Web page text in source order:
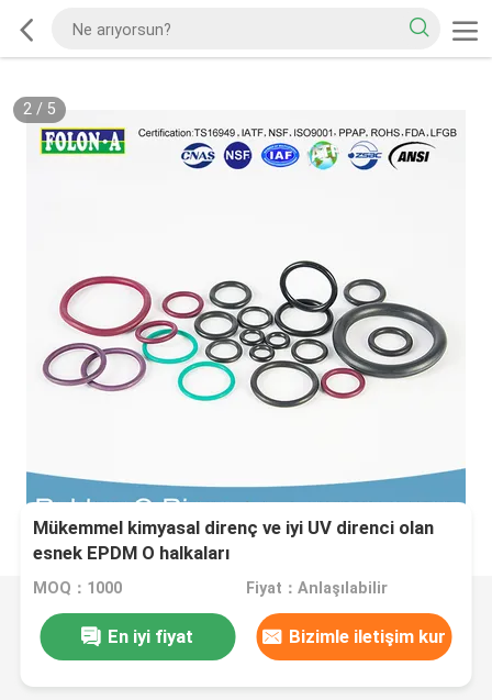
2/ 5
Mükemmel kimyasal direnç ve iyi UV direnci olan
esnek EPDM O halkaları
MOQ：1000 Fiyat：Anlaşılabilir
En iyi fiyat Bizimle iletişim kur